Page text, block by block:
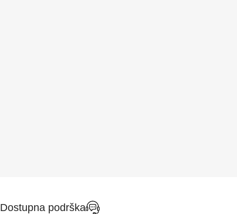
Dostupna podrška